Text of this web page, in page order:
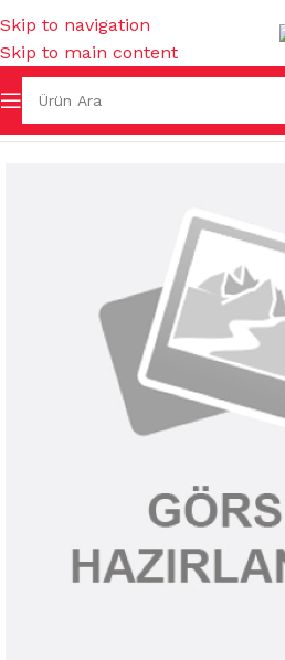
Skip to navigation
Skip to main content
SU BARDAKLARI &